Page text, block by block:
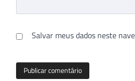
Salvar meus dados neste